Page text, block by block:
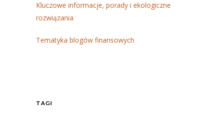
Kluczowe informacje, porady i ekologiczne
rozwiązania
Tematyka blogów finansowych
TAGI